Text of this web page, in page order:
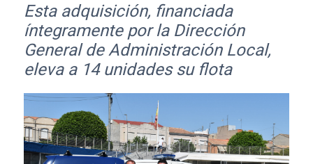
Esta adquisición, financiada
íntegramente por la Dirección
General de Administración Local,
eleva a 14 unidades su flota